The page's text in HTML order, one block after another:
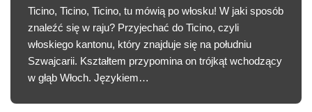
Ticino, Ticino, Ticino, tu mówią po włosku! W jaki sposób
znaleźć się w raju? Przyjechać do Ticino, czyli
włoskiego kantonu, który znajduje się na południu
Szwajcarii. Kształtem przypomina on trójkąt wchodzący
w głąb Włoch. Językiem…